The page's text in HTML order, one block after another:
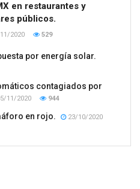
en restaurantes y
públicos.
2020 529
por energía solar.
contagiados por
11/2020 944
en rojo.
23/10/2020